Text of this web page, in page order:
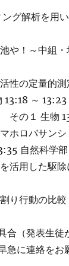
グ解析を用
や！～中組
性の定量的
13:18 ～ 13:23
その１ 生物
マホロバサ
自然科学部
活用した駆
り行動の比
合（発表生
に連絡をお